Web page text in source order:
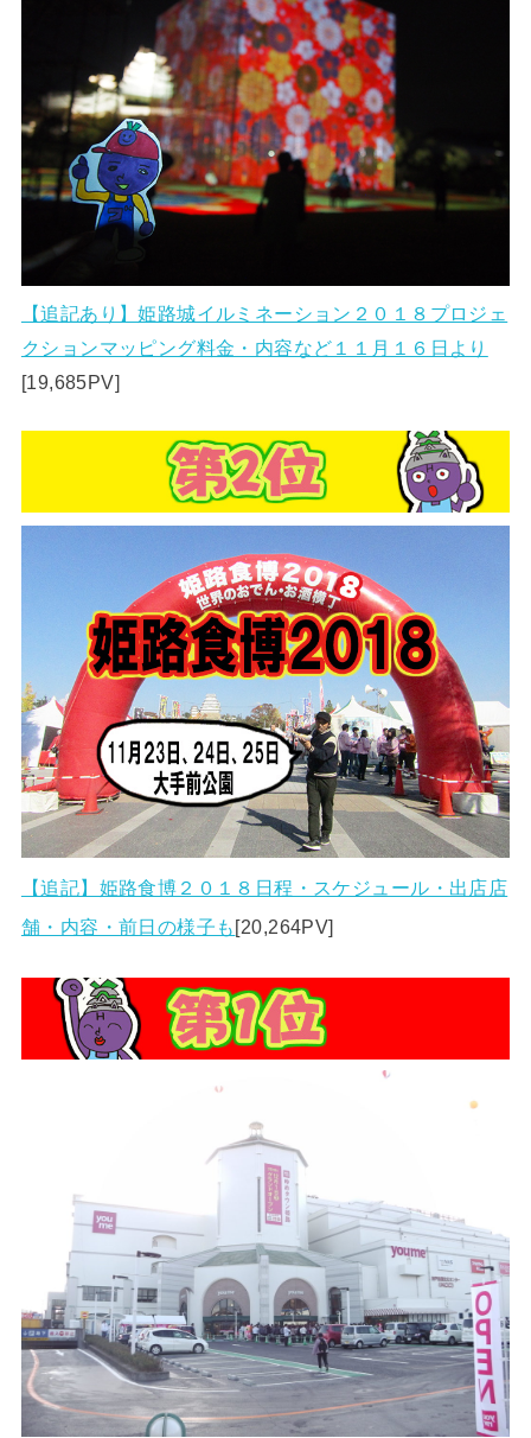
【追記あり】姫路城イルミネーション２０１８プロジェ
クションマッピング料金・内容など１１月１６日より
[19,685PV]
【追記】姫路食博２０１８日程・スケジュール・出店店
舗・内容・前日の様子も[20,264PV]